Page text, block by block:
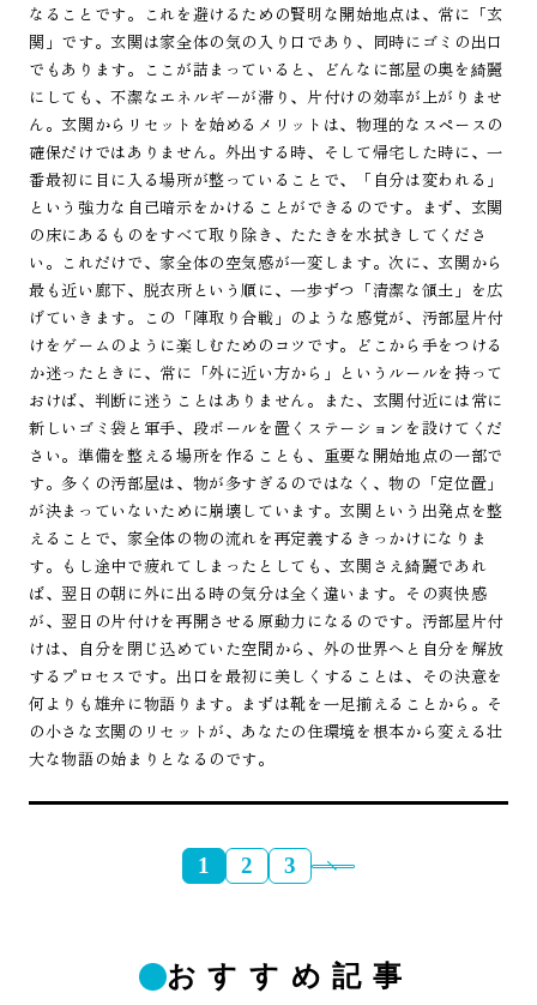
なることです。これを避けるための賢明な開始地点は、常に「玄
関」です。玄関は家全体の気の入り口であり、同時にゴミの出口
でもあります。ここが詰まっていると、どんなに部屋の奥を綺麗
にしても、不潔なエネルギーが滞り、片付けの効率が上がりませ
ん。玄関からリセットを始めるメリットは、物理的なスペースの
確保だけではありません。外出する時、そして帰宅した時に、一
番最初に目に入る場所が整っていることで、「自分は変われる」
という強力な自己暗示をかけることができるのです。まず、玄関
の床にあるものをすべて取り除き、たたきを水拭きしてくださ
い。これだけで、家全体の空気感が一変します。次に、玄関から
最も近い廊下、脱衣所という順に、一歩ずつ「清潔な領土」を広
げていきます。この「陣取り合戦」のような感覚が、汚部屋片付
けをゲームのように楽しむためのコツです。どこから手をつける
か迷ったときに、常に「外に近い方から」というルールを持って
おけば、判断に迷うことはありません。また、玄関付近には常に
新しいゴミ袋と軍手、段ボールを置くステーションを設けてくだ
さい。準備を整える場所を作ることも、重要な開始地点の一部で
す。多くの汚部屋は、物が多すぎるのではなく、物の「定位置」
が決まっていないために崩壊しています。玄関という出発点を整
えることで、家全体の物の流れを再定義するきっかけになりま
す。もし途中で疲れてしまったとしても、玄関さえ綺麗であれ
ば、翌日の朝に外に出る時の気分は全く違います。その爽快感
が、翌日の片付けを再開させる原動力になるのです。汚部屋片付
けは、自分を閉じ込めていた空間から、外の世界へと自分を解放
するプロセスです。出口を最初に美しくすることは、その決意を
何よりも雄弁に物語ります。まずは靴を一足揃えることから。そ
の小さな玄関のリセットが、あなたの住環境を根本から変える壮
大な物語の始まりとなるのです。
1 2 3
おすすめ記事